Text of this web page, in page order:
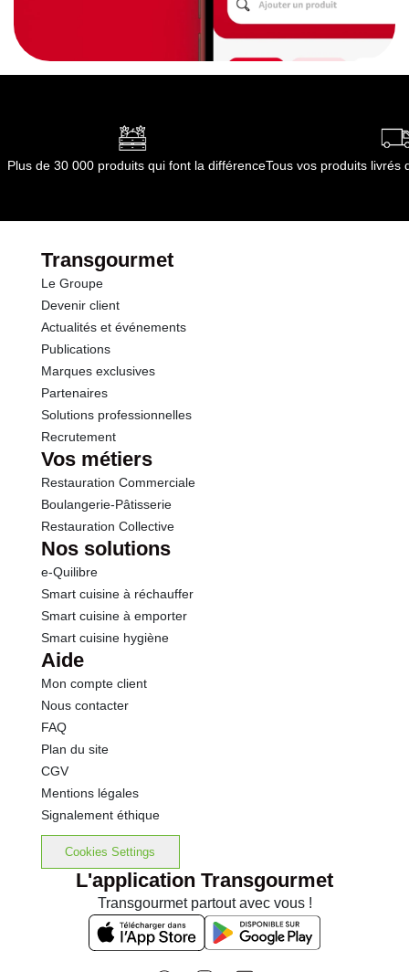
Plus de 30 000 produits qui font la différenceTous vos produits livrés
Transgourmet
Le Groupe
Devenir client
Actualités et événements
Publications
Marques exclusives
Partenaires
Solutions professionnelles
Recrutement
Vos métiers
Restauration Commerciale
Boulangerie-Pâtisserie
Restauration Collective
Nos solutions
e-Quilibre
Smart cuisine à réchauffer
Smart cuisine à emporter
Smart cuisine hygiène
Aide
Mon compte client
Nous contacter
FAQ
Plan du site
CGV
Mentions légales
Signalement éthique
Cookies Settings
L'application Transgourmet
Transgourmet partout avec vous !